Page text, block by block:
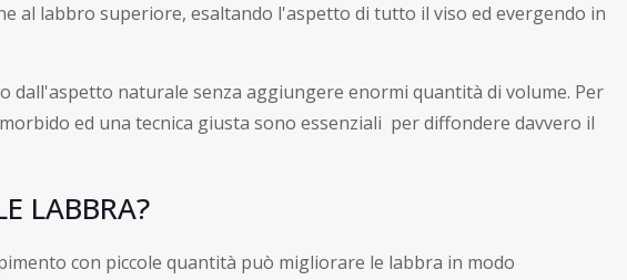
al labbro superiore, esaltando l'aspetto di tutto il viso ed evergendo in
naturale senza aggiungere enormi quantità di volume. Per
ed una tecnica giusta sono essenziali per diffondere davvero il
LABBRA?
con piccole quantità può migliorare le labbra in modo